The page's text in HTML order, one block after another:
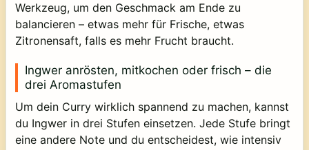
Werkzeug, um den Geschmack am Ende zu
balancieren – etwas mehr für Frische, etwas
Zitronensaft, falls es mehr Frucht braucht.
Ingwer anrösten, mitkochen oder frisch – die
drei Aromastufen
Um dein Curry wirklich spannend zu machen, kannst
du Ingwer in drei Stufen einsetzen. Jede Stufe bringt
eine andere Note und du entscheidest, wie intensiv